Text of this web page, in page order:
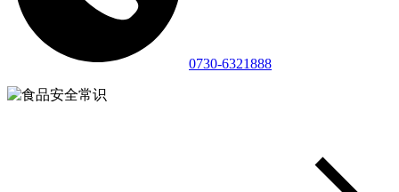
0730-6321888